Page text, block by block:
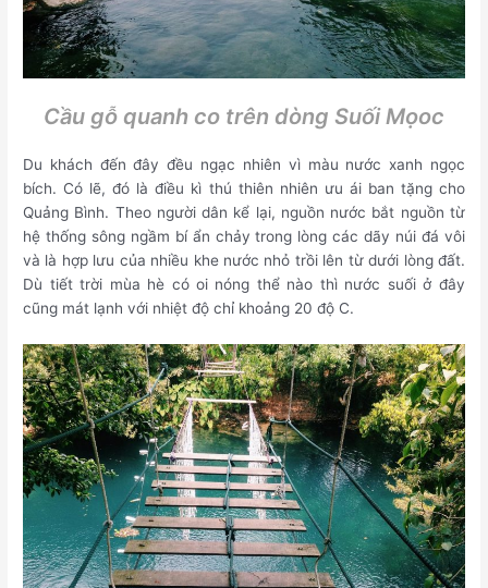
Cầu gỗ quanh co trên dòng Suối Mọoc
Du khách đến đây đều ngạc nhiên vì màu nước xanh ngọc
bích. Có lẽ, đó là điều kì thú thiên nhiên ưu ái ban tặng cho
Quảng Bình. Theo người dân kể lại, nguồn nước bắt nguồn từ
hệ thống sông ngầm bí ẩn chảy trong lòng các dãy núi đá vôi
và là hợp lưu của nhiều khe nước nhỏ trồi lên từ dưới lòng đất.
Dù tiết trời mùa hè có oi nóng thể nào thì nước suối ở đây
cũng mát lạnh với nhiệt độ chỉ khoảng 20 độ C.